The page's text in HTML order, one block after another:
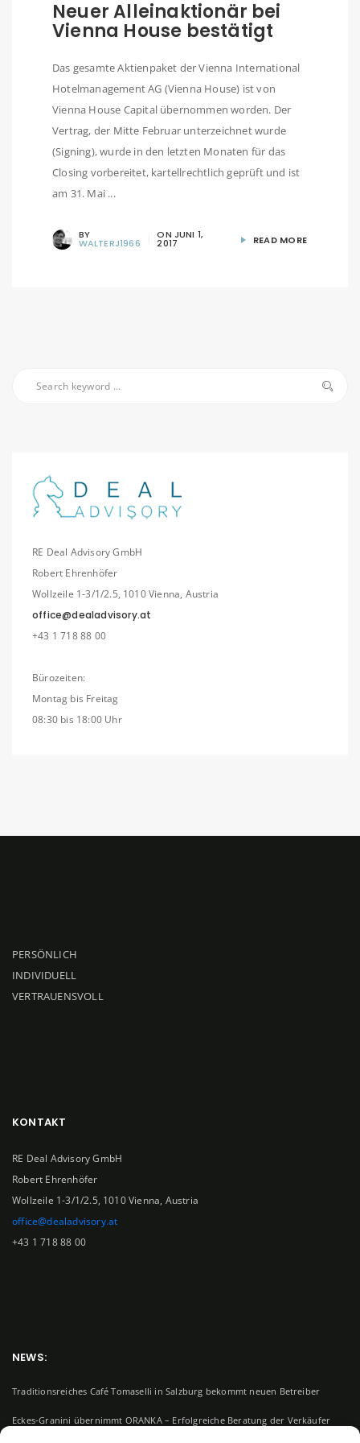
Neuer Alleinaktionär bei
Vienna House bestätigt
Das gesamte Aktienpaket der Vienna International
Hotelmanagement AG (Vienna House) ist von
Vienna House Capital übernommen worden. Der
Vertrag, der Mitte Februar unterzeichnet wurde
(Signing), wurde in den letzten Monaten für das
Closing vorbereitet, kartellrechtlich geprüft und ist
am 31. Mai ...
BY
WALTERJ1966
ON JUNI 1,
2017 READ MORE
RE Deal Advisory GmbH
Robert Ehrenhöfer
Wollzeile 1-3/1/2.5, 1010 Vienna, Austria
office@dealadvisory.at
+43 1 718 88 00
Bürozeiten:
Montag bis Freitag
08:30 bis 18:00 Uhr
PERSÖNLICH
INDIVIDUELL
VERTRAUENSVOLL
KONTAKT
RE Deal Advisory GmbH
Robert Ehrenhöfer
Wollzeile 1-3/1/2.5, 1010 Vienna, Austria
office@dealadvisory.at
+43 1 718 88 00
NEWS:
Traditionsreiches Café Tomaselli in Salzburg bekommt neuen Betreiber
Eckes-Granini übernimmt ORANKA – Erfolgreiche Beratung der Verkäufer